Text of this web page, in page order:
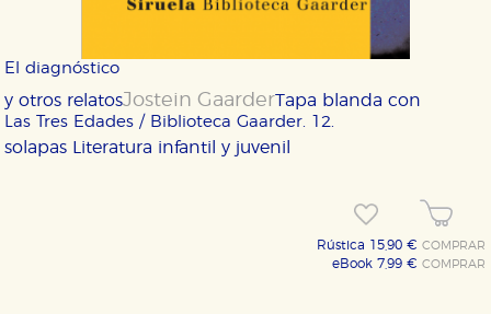
El diagnóstico
y otros relatosJostein Gaarder
Las Tres Edades / Biblioteca Gaarder. 12.
Tapa blanda con
solapas Literatura infantil y juvenil
Rústica 15,90 €COMPRAR
eBook 7,99 €COMPRAR